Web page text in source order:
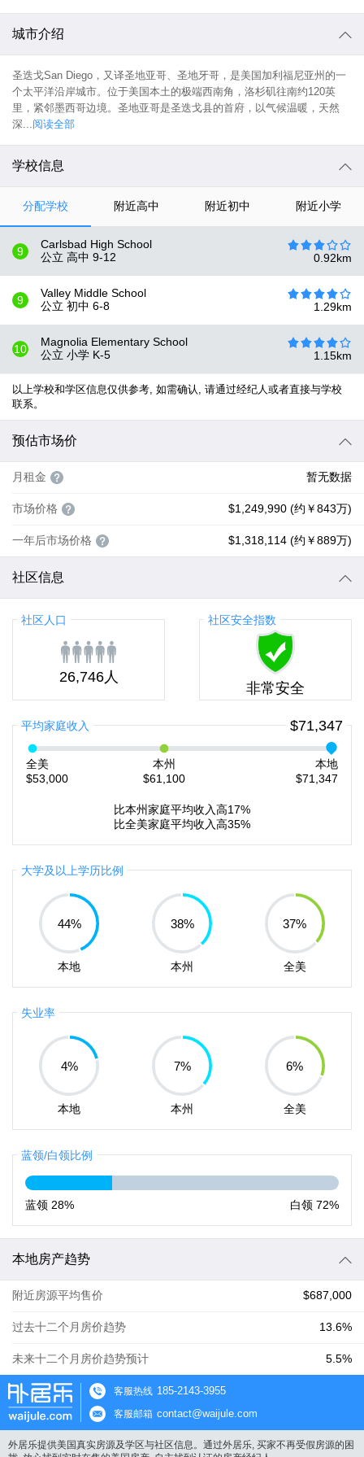
城市介绍
圣迭戈San Diego，又译圣地亚哥、圣地牙哥，是美国加利福尼亚州的一
个太平洋沿岸城市。位于美国本土的极端西南角，洛杉矶往南约120英
里，紧邻墨西哥边境。圣地亚哥是圣迭戈县的首府，以气候温暖，天然
深...阅读全部
学校信息
分配学校 附近高中 附近初中 附近小学
9
Carlsbad High School
公立 高中 9-12 0.92km
9
Valley Middle School
公立 初中 6-8 1.29km
10
Magnolia Elementary School
公立 小学 K-5 1.15km
以上学校和学区信息仅供参考, 如需确认, 请通过经纪人或者直接与学校
联系。
预估市场价
月租金 暂无数据
市场价格 $1,249,990 (约￥843万)
一年后市场价格 $1,318,114 (约￥889万)
社区信息
社区人口
26,746人
社区安全指数
非常安全
平均家庭收入 $71,347
全美
$53,000
本州
$61,100
本地
$71,347
比本州家庭平均收入高17%
比全美家庭平均收入高35%
大学及以上学历比例
44%
本地
38%
本州
37%
全美
失业率
4%
本地
7%
本州
6%
全美
蓝领/白领比例
蓝领 28% 白领 72%
本地房产趋势
附近房源平均售价 $687,000
过去十二个月房价趋势 13.6%
未来十二个月房价趋势预计 5.5%
客服热线 185-2143-3955
客服邮箱 contact@waijule.com
外居乐提供美国真实房源及学区与社区信息。通过外居乐, 买家不再受假房源的困